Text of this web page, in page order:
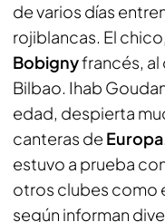
de varios días
rojiblancas. El
Bobignyfrancés, al
Bilbao. Ihab
edad, despierta
canteras de Europa
estuvo a prueba
otros clubes como
según informan